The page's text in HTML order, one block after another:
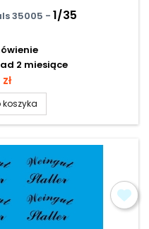
35005 - 1/35
2 miesiące